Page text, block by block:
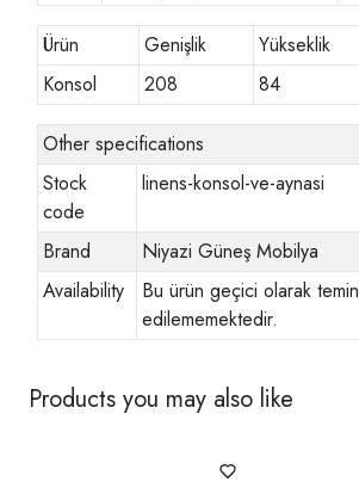
Ürün Genişlik Yükseklik
Konsol
208 84
Other specifications
Stock
code
linens-konsol-ve-aynasi
Brand
Niyazi Güneş Mobilya
Availability
Bu ürün geçici olarak temin
edilememektedir.
Products you may also like